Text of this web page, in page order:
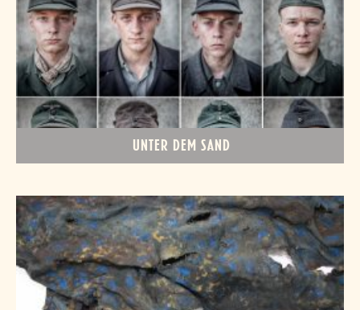
UNTER DEM SAND